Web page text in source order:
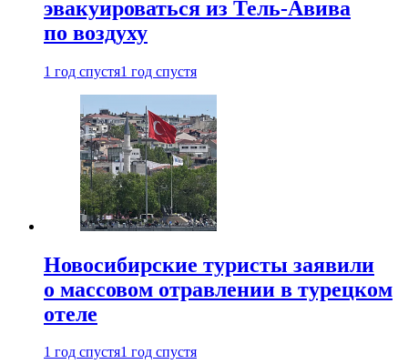
эвакуироваться из Тель-Авива
по воздуху
1 год спустя1 год спустя
Новосибирские туристы заявили
о массовом отравлении в турецком
отеле
1 год спустя1 год спустя